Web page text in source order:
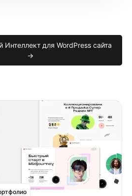
Интеллект для WordPress сайта
→